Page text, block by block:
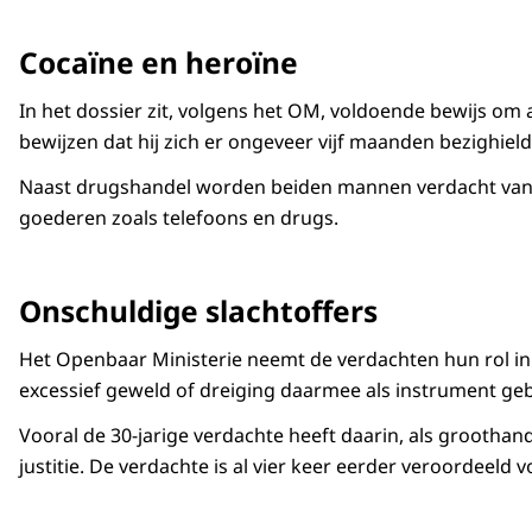
Cocaïne en heroïne
In het dossier zit, volgens het OM, voldoende bewijs
bewijzen dat hij zich er ongeveer vijf maanden
Naast drugshandel worden beiden mannen verdacht
goederen zoals telefoons en drugs.
Onschuldige slachtoffers
Het Openbaar Ministerie neemt de verdachten hun rol
excessief geweld of dreiging daarmee als instrument
Vooral de 30-jarige verdachte heeft daarin, als
justitie. De verdachte is al vier keer eerder veroordeeld